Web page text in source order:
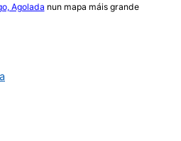
Agolada nun mapa máis grande